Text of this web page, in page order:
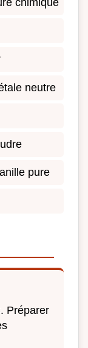
neutre
pure
Préparer